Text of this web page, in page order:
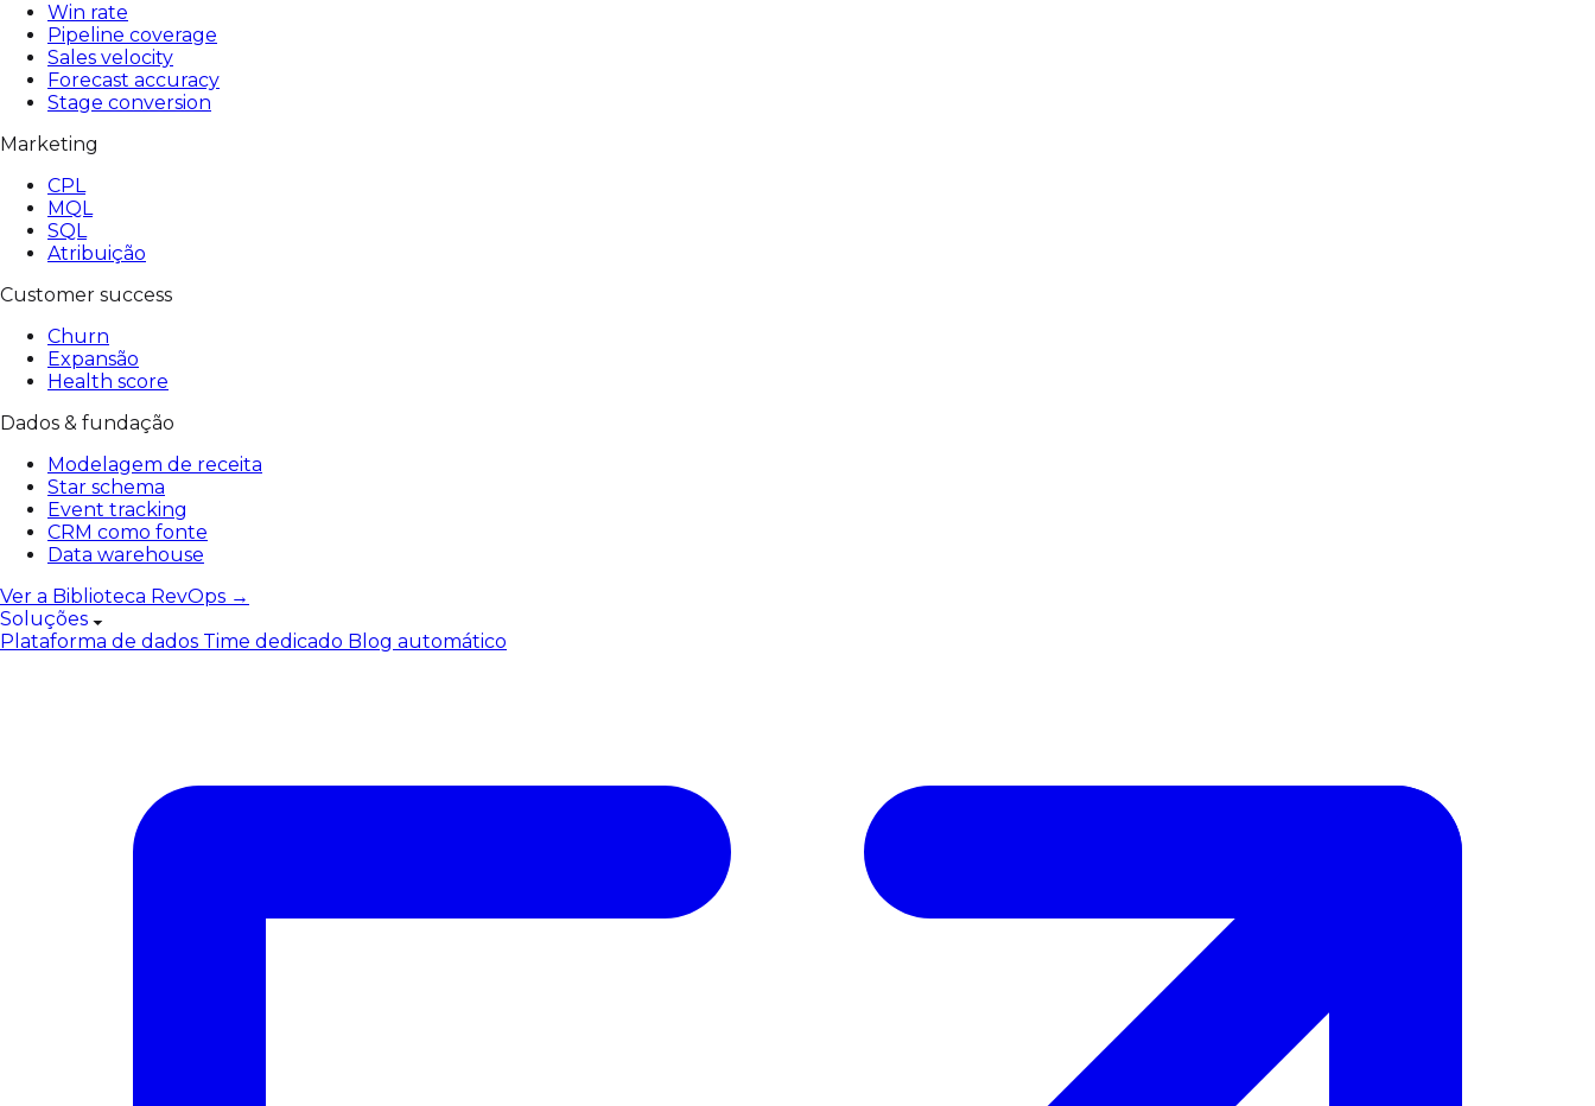
Win rate
Pipeline coverage
Sales velocity
Forecast accuracy
Stage conversion
Marketing
CPL
MQL
SQL
Atribuição
Customer success
Churn
Expansão
Health score
Dados & fundação
Modelagem de receita
Star schema
Event tracking
CRM como fonte
Data warehouse
Ver a Biblioteca RevOps →
Soluções
Plataforma de dados Time dedicado Blog automático